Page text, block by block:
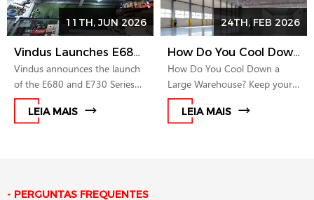
11TH, JUN 2026
Vindus Launches E680 and E730 Series HVLS Fans for Smarter Airflow in Commercial and Industrial Spaces
Vindus announces the launch
of the E680 and E730 Series
HVLS fans, expanding its
product portfolio for medium
technology, quiet operation,
LEIA MAIS
24TH, FEB 2026
How Do You Cool Down a Large Warehouse?
How Do You Cool Down a
Large Warehouse? Keep your
warehouse cool and boost
productivity! Discover effective
LEIA MAIS
PERGUNTAS FREQUENTES